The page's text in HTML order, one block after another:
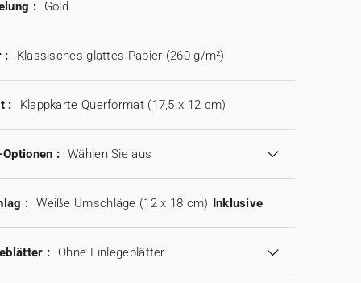
: Gold
: Klassisches glattes Papier (260 g/m²)
: Klappkarte Querformat (17,5 x 12 cm)
: Wählen Sie aus
: Weiße Umschläge (12 x 18 cm) Inklusive
: Ohne Einlegeblätter